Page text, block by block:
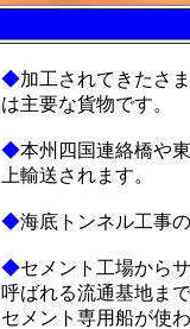
◆加工されてきたさ
は主要な貨物です。
◆本州四国連絡橋や
上輸送されます。
◆海底トンネル工事
◆セメント工場から
呼ばれる流通基地ま
セメント専用船が使わ